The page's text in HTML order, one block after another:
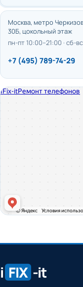
Москва, метро
30Б, цокольный этаж
пн-пт 10:00–21:00 · сб-
+7 (495) 789-74-29
i FIX -it